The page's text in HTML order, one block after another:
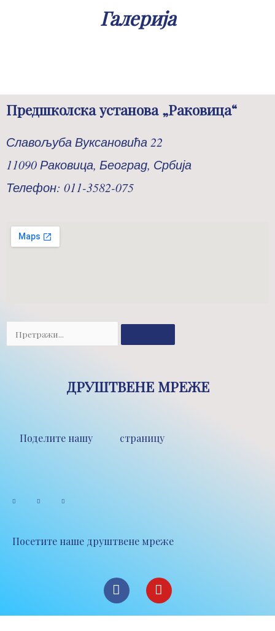
Галерија
Предшколска установа „Раковица“
Славољуба Вуксановића 22
11090 Раковица, Београд, Србија
Телефон: 011-3582-075
ДРУШТВЕНЕ МРЕЖЕ
Поделите нашу страницу
Посетите наше друштвене мреже
F
a
Y
o